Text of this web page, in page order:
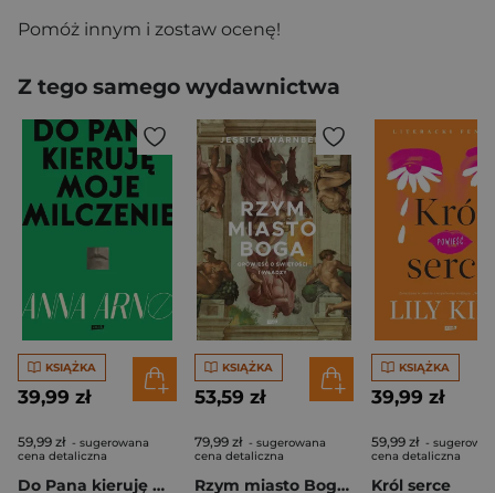
Pomóż innym i zostaw ocenę!
Z tego samego wydawnictwa
KSIĄŻKA
39,99 zł
59,99 zł - sugerowana
cena detaliczna
Do Pana kieruję moje milczenie
KSIĄŻKA
53,59 zł
79,99 zł - sugerowana
cena detaliczna
Rzym miasto Boga. Opowieść o świętości i władzy
KSIĄŻKA
39,99 zł
59,99 zł -
cena detaliczna
Król serce